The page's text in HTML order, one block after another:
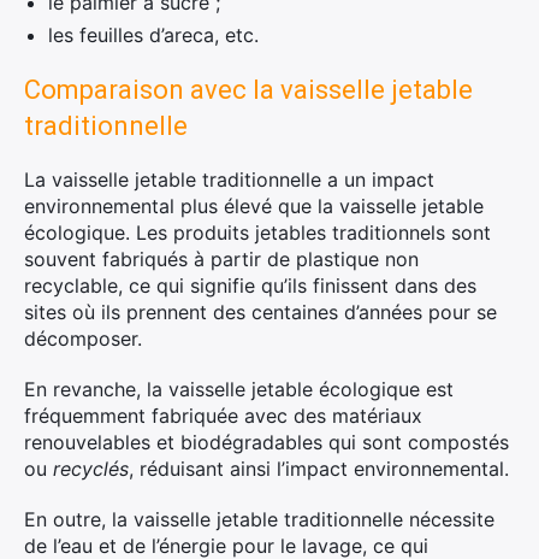
les feuilles d’areca, etc.
Comparaison avec la vaisselle jetable
traditionnelle
La vaisselle jetable traditionnelle a un impact
environnemental plus élevé que la vaisselle jetable
écologique. Les produits jetables traditionnels sont
souvent fabriqués à partir de plastique non
recyclable, ce qui signifie qu’ils finissent dans des
sites où ils prennent des centaines d’années pour se
décomposer.
En revanche, la vaisselle jetable écologique est
fréquemment fabriquée avec des matériaux
renouvelables et biodégradables qui sont compostés
ou recyclés, réduisant ainsi l’impact environnemental.
En outre, la vaisselle jetable traditionnelle nécessite
de l’eau et de l’énergie pour le lavage, ce qui